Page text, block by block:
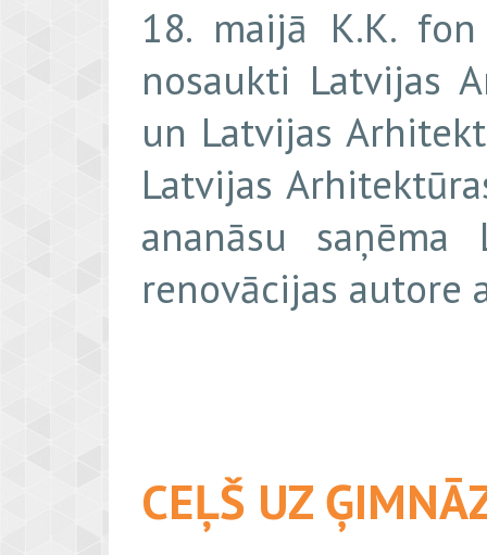
18. maijā K.K.
nosaukti Latvijas
un Latvijas
Latvijas
ananāsu
renovācijas autore
CEĻŠ UZ